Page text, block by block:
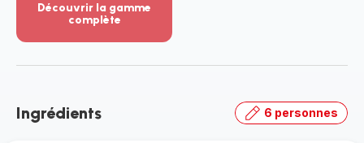
Découvrir la gamme
complète
-
gamme
Ingrédients 6 personnes